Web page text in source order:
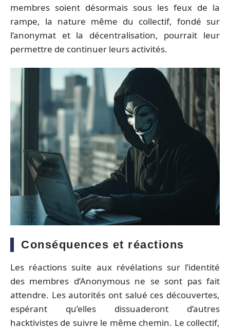
membres soient désormais sous les feux de la
rampe, la nature même du collectif, fondé sur
l’anonymat et la décentralisation, pourrait leur
permettre de continuer leurs activités.
Conséquences et réactions
Les réactions suite aux révélations sur l’identité
des membres d’Anonymous ne se sont pas fait
attendre. Les autorités ont salué ces découvertes,
espérant qu’elles dissuaderont d’autres
hacktivistes de suivre le même chemin. Le collectif,